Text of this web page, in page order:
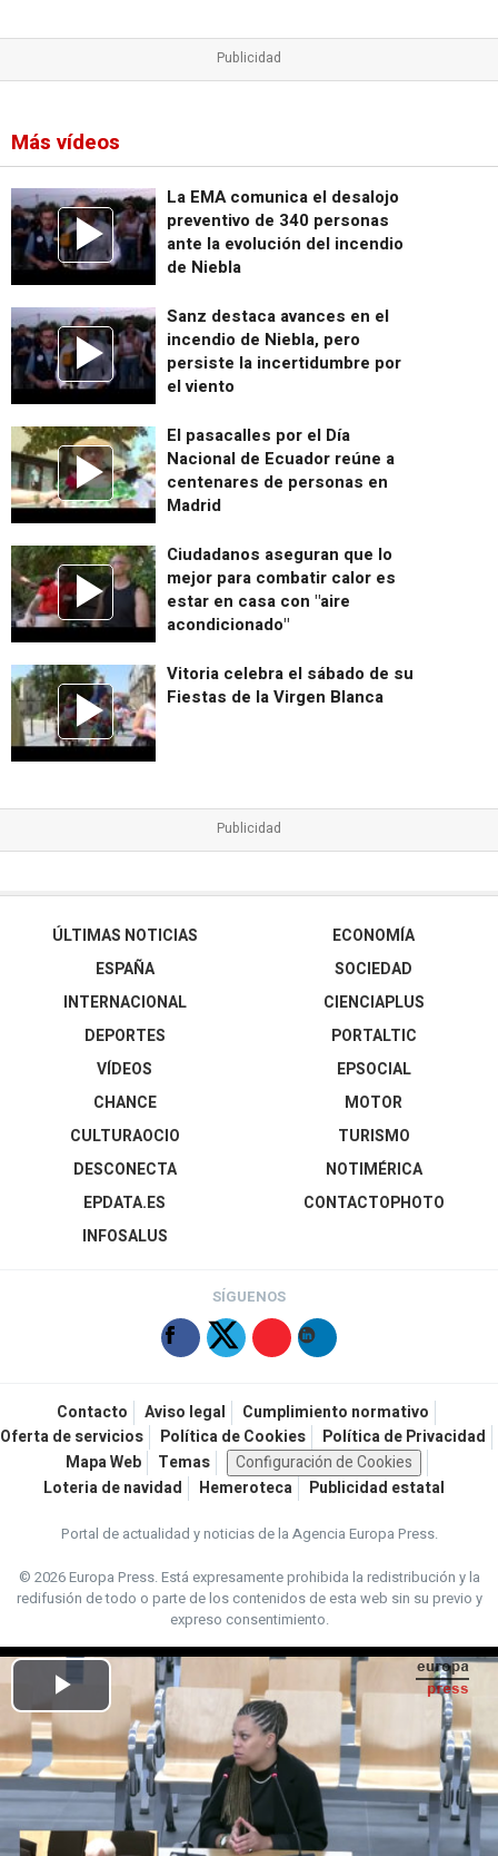
Más vídeos
La EMA comunica el desalojo
preventivo de 340 personas
ante la evolución del incendio
de Niebla
Sanz destaca avances en el
incendio de Niebla, pero
persiste la incertidumbre por
el viento
El pasacalles por el Día
Nacional de Ecuador reúne a
centenares de personas en
Madrid
Ciudadanos aseguran que lo
mejor para combatir calor es
estar en casa con "aire
acondicionado"
Vitoria celebra el sábado de su
Fiestas de la Virgen Blanca
ÚLTIMAS NOTICIAS
ESPAÑA
INTERNACIONAL
DEPORTES
VÍDEOS
ECONOMÍA
SOCIEDAD
CIENCIAPLUS
PORTALTIC
EPSOCIAL
CHANCE
CULTURAOCIO
DESCONECTA
EPDATA.ES
INFOSALUS
MOTOR
TURISMO
NOTIMÉRICA
CONTACTOPHOTO
SÍGUENOS
Contacto Aviso legal
Cumplimiento normativo
Oferta de servicios
Política de Cookies
Política de Privacidad
Mapa Web
Temas
Configuración de Cookies
Loteria de navidad
Hemeroteca Publicidad estatal
Portal de actualidad y noticias de la Agencia Europa Press.
© 2026 Europa Press.Está expresamente prohibida la redistribución y la
redifusión de todo o parte de los contenidos de esta web sin su previo y
expreso consentimiento.